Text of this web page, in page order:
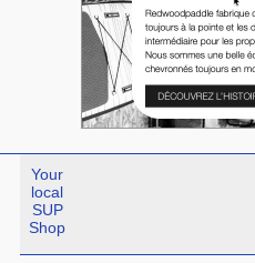
Your
local
SUP
Shop